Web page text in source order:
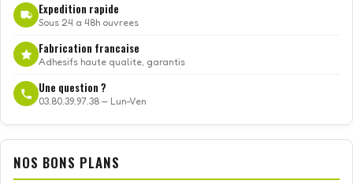
Expedition rapide
Sous 24 a 48h ouvrees
Fabrication francaise
Adhesifs haute qualite, garantis
Une question ?
03.80.39.97.38 — Lun-Ven
NOS BONS PLANS